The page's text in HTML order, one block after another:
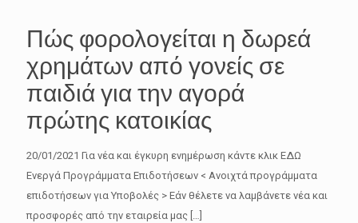
Πώς φορολογείται η δωρεά
χρημάτων από γονείς σε
παιδιά για την αγορά
πρώτης κατοικίας
20/01/2021 Για νέα και έγκυρη ενημέρωση κάντε κλικ ΕΔΩ
Ενεργά Προγράμματα Επιδοτήσεων < Ανοιχτά προγράμματα
επιδοτήσεων για Υποβολές > Εάν θέλετε να λαμβάνετε νέα και
προσφορές από την εταιρεία μας […]